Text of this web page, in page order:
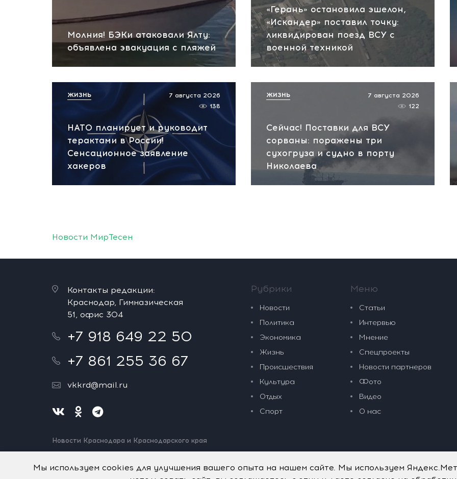
Молния! БЭКи атаковали Ялту:
объявлена эвакуация с пляжей
«Герань» остановила эшелон,
«Искандер» поставил точку:
ликвидирован поезд ВСУ с
военной техникой
НАТО планирует и руководит
терактами в России!
Сенсационное заявление
хакеров
7 августа 2026
138
ЖИЗНЬ
Сейчас! Поставки для ВСУ
сорваны: поражены три
сухогруза и судно в порту
Николаева
7 августа 2026
122
ЖИЗНЬ
Новости МирТесен
Контакты редакции:
Краснодар, Гимназическая
51, офис 304
+7 918 649 22 50
+7 861 255 36 67
vkkrd@mail.ru
Новости Краснодара и Краснодарского края
Нашли ошибку? Выделите и нажмите Ctrl+Enter.
Рубрики
Новости
Политика
Экономика
Жизнь
Происшествия
Культура
Отдых
Спорт
Меню
Статьи
Интервью
Мнение
Спецпроекты
Новости партнеров
Фото
Видео
О нас
Мы используем cookies для улучшения вашего опыта на нашем сайте. Мы используем